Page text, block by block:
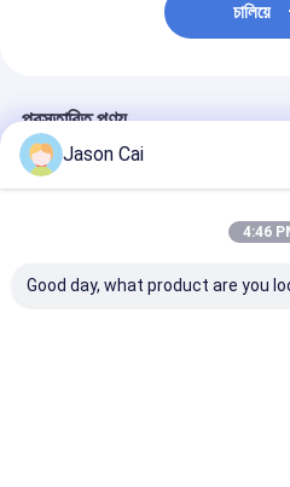
চালিয়ে
প্রস্তাবিত পণ্য
Jason Cai
4:46
Good day, what product are you